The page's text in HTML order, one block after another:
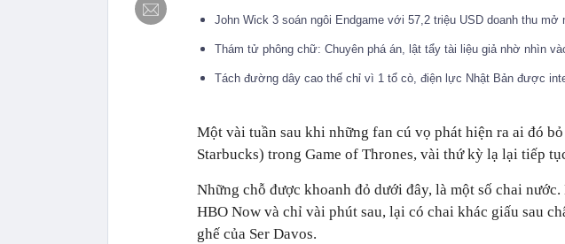
John Wick 3 soán ngôi Endgame với 57,2 triệu USD doanh thu mở
Thám tử phông chữ: Chuyên phá án, lật tẩy tài liệu giả nhờ nhìn
Tách đường dây cao thế chỉ vì 1 tổ cò, điện lực Nhật Bản được
Một vài tuần sau khi những fan cú vọ phát hiện ra ai đó
Starbucks) trong Game of Thrones, vài thứ kỳ lạ lại tiếp
Những chỗ được khoanh đỏ dưới đây, là một số chai
HBO Now và chỉ vài phút sau, lại có chai khác giấu sau
ghế của Ser Davos.